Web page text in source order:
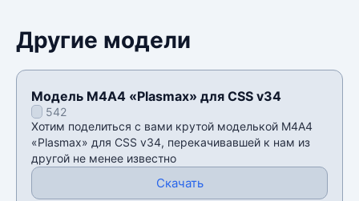
Другие модели
Модель М4А4 «Plasmax» для CSS v34
542
Хотим поделиться с вами крутой моделькой М4А4
«Plasmax» для CSS v34, перекачивавшей к нам из
другой не менее известно
Скачать